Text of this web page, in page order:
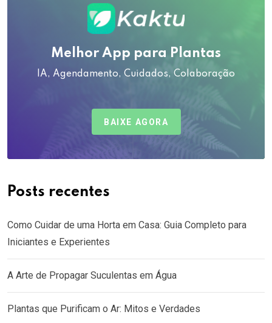
Melhor App para Plantas
IA, Agendamento, Cuidados, Colaboração
BAIXE AGORA
Posts recentes
Como Cuidar de uma Horta em Casa: Guia Completo para
Iniciantes e Experientes
A Arte de Propagar Suculentas em Água
Plantas que Purificam o Ar: Mitos e Verdades